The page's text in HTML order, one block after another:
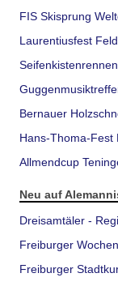
FIS Skisprung
Laurentiusfest
Bernauer
Hans-Thoma-Fest
Allmendcup
Neu auf
Dreisamtäler -
Freiburger
Freiburger